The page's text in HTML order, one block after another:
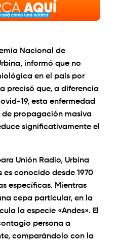
Nacional de
informó que no
en el país por
precisó que, a diferencia
19, esta enfermedad
de propagación masiva
significativamente el
Unión Radio, Urbina
conocido desde 1970
específicas. Mientras
cepa particular, en la
la especie «Andes». El
persona a
comparándolo con la